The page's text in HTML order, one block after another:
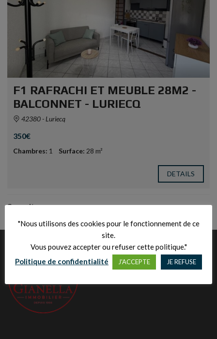
F1 RAFRACHI ET MEUBLE 28M2 -
BALCONNET - LURIECQ
42380 - Luriecq
350€
Chambres: 1 Surface: 28 m²
DETAILS
2 results
"Nous utilisons des cookies pour le fonctionnement de ce
site.
Vous pouvez accepter ou refuser cette politique."
Politique de confidentialité
J'ACCEPTE JE REFUSE